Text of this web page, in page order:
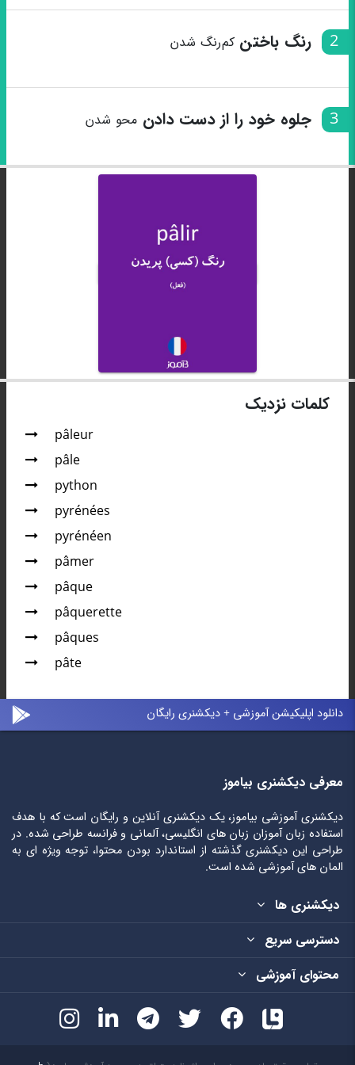
2 رنگ باختن کم‌رنگ شدن
3 جلوه خود را از دست دادن محو شدن
کلمات نزدیک
pâleur
pâle
python
pyrénées
pyrénéen
pâmer
pâque
pâquerette
pâques
pâte
دانلود اپلیکیشن آموزشی + دیکشنری رایگان
معرفی دیکشنری بیاموز
دیکشنری آموزشی بیاموز، یک دیکشنری آنلاین و رایگان است که با هدف
استفاده زبان آموزان زبان های انگلیسی، آلمانی و فرانسه طراحی شده. در
طراحی این دیکشنری گذشته از استاندارد بودن محتوا، توجه ویژه ای به
المان های آموزشی شده است.
دیکشنری ها
دسترسی سریع
محتوای آموزشی